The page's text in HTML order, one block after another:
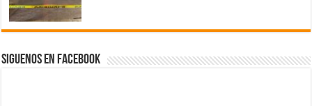
Siguenos en Facebook